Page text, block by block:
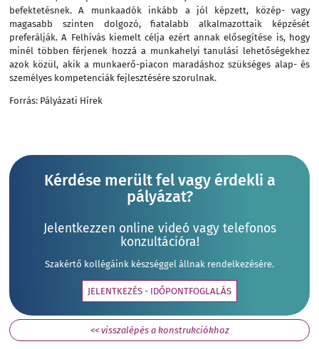
befektetésnek. A munkaadók inkább a jól képzett, közép- vagy
magasabb szinten dolgozó, fiatalabb alkalmazottaik képzését
preferálják. A Felhívás kiemelt célja ezért annak elősegítése is, hogy
minél többen férjenek hozzá a munkahelyi tanulási lehetőségekhez
azok közül, akik a munkaerő-piacon maradáshoz szükséges alap- és
személyes kompetenciák fejlesztésére szorulnak.
Forrás: Pályázati Hírek
Kérdése merült fel vagy érdekli a
pályázat?
Jelentkezzen online videó vagy telefonos
konzultációra!
Szakértő kollégáink készséggel állnak rendelkezésére.
JELENTKEZÉS - IDŐPONTFOGLALÁS
<< visszalépés a konstrukciókhoz